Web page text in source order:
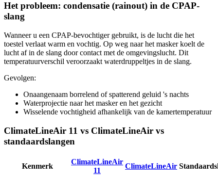
Het probleem: condensatie (rainout) in de CPAP-
slang
Wanneer u een CPAP-bevochtiger gebruikt, is de lucht die het
toestel verlaat warm en vochtig. Op weg naar het masker koelt de
lucht af in de slang door contact met de omgevingslucht. Dit
temperatuurverschil veroorzaakt waterdruppeltjes in de slang.
Gevolgen:
Onaangenaam borrelend of spatterend geluid 's nachts
Waterprojectie naar het masker en het gezicht
Wisselende vochtigheid afhankelijk van de kamertemperatuur
ClimateLineAir 11 vs ClimateLineAir vs
standaardslangen
Kenmerk
ClimateLineAir
11
ClimateLineAir